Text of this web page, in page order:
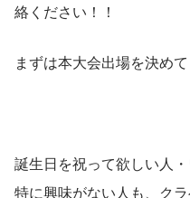
絡ください！！
まずは本大会出場を決め
誕生日を祝って欲しい人
特に興味がない人も、ク